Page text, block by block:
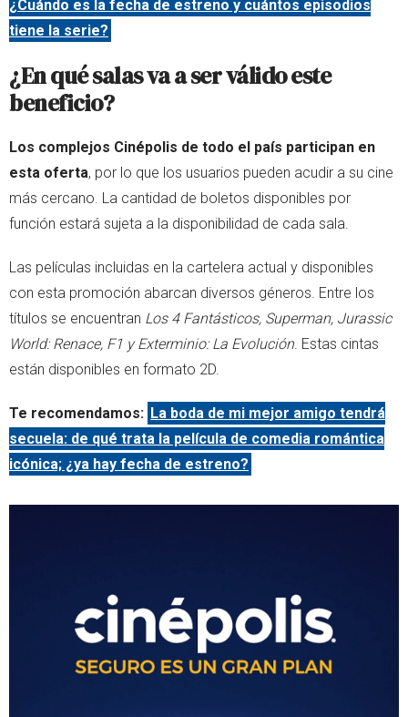
¿Cuándo es la fecha de estreno y cuántos episodios
tiene la serie?
¿En qué salas va a ser válido este
beneficio?
Los complejos Cinépolis de todo el país participan en
esta oferta, por lo que los usuarios pueden acudir a su cine
más cercano. La cantidad de boletos disponibles por
función estará sujeta a la disponibilidad de cada sala.
Las películas incluidas en la cartelera actual y disponibles
con esta promoción abarcan diversos géneros. Entre los
títulos se encuentran Los 4 Fantásticos, Superman, Jurassic
World: Renace, F1 y Exterminio: La Evolución. Estas cintas
están disponibles en formato 2D.
Te recomendamos: La boda de mi mejor amigo tendrá
secuela: de qué trata la película de comedia romántica
icónica; ¿ya hay fecha de estreno?